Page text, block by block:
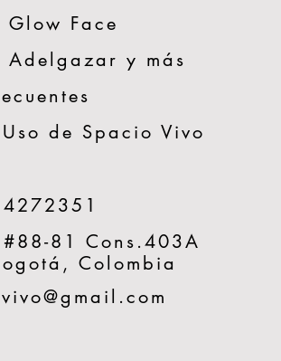
Glow Face
Adelgazar y más
de Spacio Vivo
81 Cons.403A
Colombia